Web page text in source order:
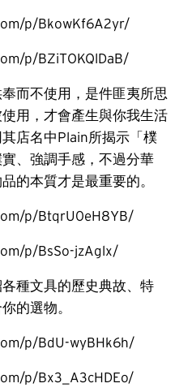
p/BkowKf6A2yr/
p/BZiTOKQlDaB/
而不使用，是件匪夷所思
用，才會產生與你我生活
店名中Plain所揭示「樸
、強調手感，不過分華
的本質才是最重要的。
p/BtqrU0eH8YB/
p/BsSo-jzAglx/
種文具的歷史典故、特
的選物。
p/BdU-wyBHk6h/
p/Bx3_A3cHDEo/